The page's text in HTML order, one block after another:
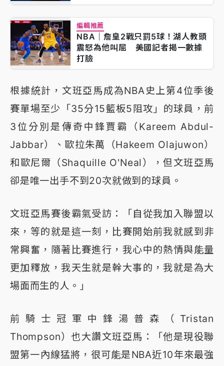
編輯推薦
NBA｜詹皇2戰只罰5球！湖人教頭
震怒為他叫屈 美國記者揭一數據
打臉
根據統計，文班亞馬成為NBA史上第4位季後
賽單場至少「35分15籃板5阻攻」的球員，前
3位分別是傳奇中鋒賈霸（Kareem Abdul-
Jabbar）、歐拉朱萬（Hakeem Olajuwon）
和歐尼爾（Shaquille O'Neal），但文班亞馬
卻是唯一出手不到20次就做到的球員。
文班亞馬賽後霸氣受訪：「自從我加入聯盟以
來，等的就是這一刻，比賽開始前我就感到非
常興奮，隨著比賽進行，我心中的熱情與能量
更加釋放，我天生就是幹大事的，我就是為大
場面而生的人。」
前騎士冠軍中鋒湯普森（Tristan
Thompson）也大讚文班亞馬：「他是現役聯
盟第一內線猛將，很可能是NBA近10年來最強